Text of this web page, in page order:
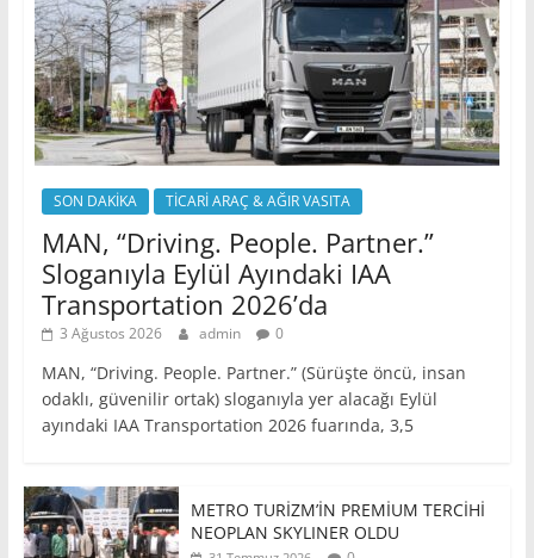
SON DAKİKA TİCARİ ARAÇ & AĞIR VASITA
MAN, “Driving. People. Partner.”
Sloganıyla Eylül Ayındaki IAA
Transportation 2026’da
3 Ağustos 2026 admin 0
MAN, “Driving. People. Partner.” (Sürüşte öncü, insan
odaklı, güvenilir ortak) sloganıyla yer alacağı Eylül
ayındaki IAA Transportation 2026 fuarında, 3,5
METRO TURİZM’İN PREMİUM TERCİHİ
NEOPLAN SKYLINER OLDU